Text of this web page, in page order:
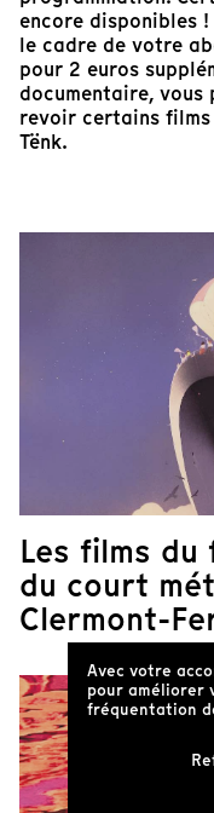
encore disponibles
le cadre de votre
pour 2 euros
documentaire, vous
revoir certains
Tënk.
Les films
du court
Clermont-
Avec votre
pour améliorer
fréquentation